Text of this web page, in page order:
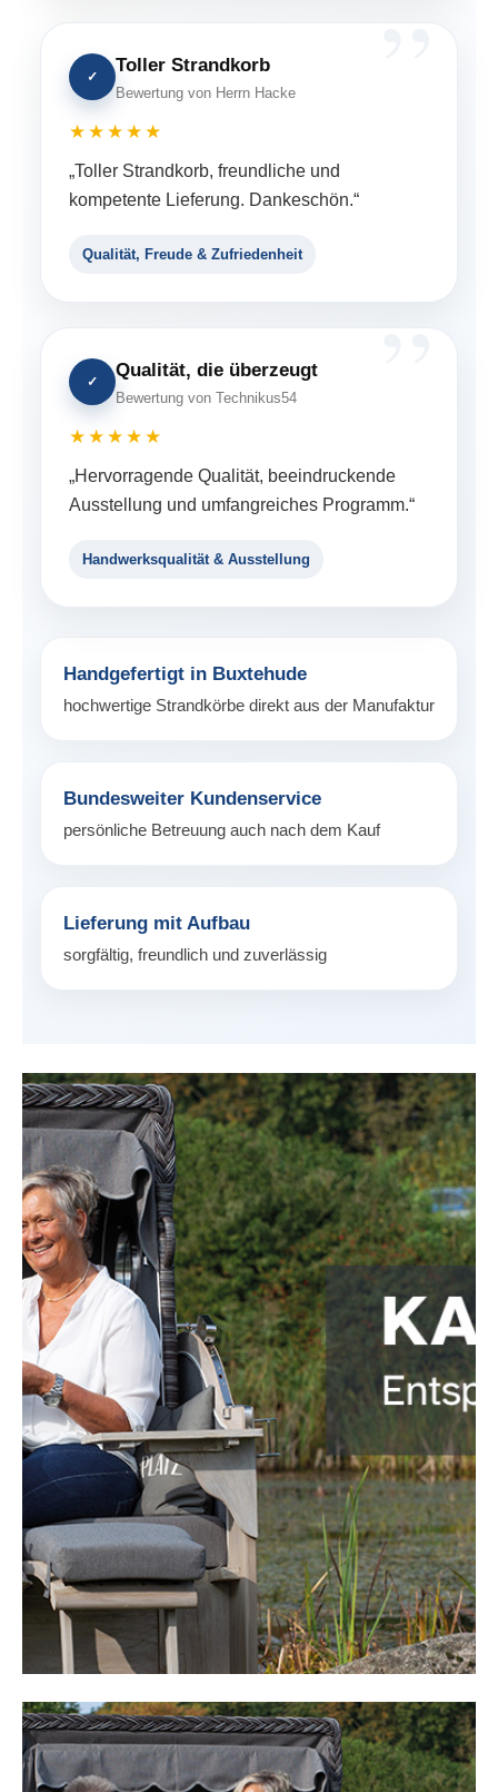
✓
Toller Strandkorb
Bewertung von Herrn Hacke
★★★★★
„Toller Strandkorb, freundliche und
kompetente Lieferung. Dankeschön.“
Qualität, Freude & Zufriedenheit
✓
Qualität, die überzeugt
Bewertung von Technikus54
★★★★★
„Hervorragende Qualität, beeindruckende
Ausstellung und umfangreiches Programm.“
Handwerksqualität & Ausstellung
Handgefertigt in Buxtehude
hochwertige Strandkörbe direkt aus der Manufaktur
Bundesweiter Kundenservice
persönliche Betreuung auch nach dem Kauf
Lieferung mit Aufbau
sorgfältig, freundlich und zuverlässig